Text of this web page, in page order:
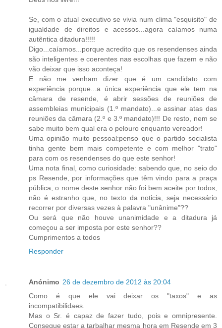
Se, com o atual executivo se vivia num clima "esquisito" de
igualdade de direitos e acessos...agora caíamos numa
autêntica ditadura!!!!!
Digo...caíamos...porque acredito que os resendenses ainda
são inteligentes e coerentes nas escolhas que fazem e não
vão deixar que isso aconteça!
E não me venham dizer que é um candidato com
experiência porque...a única experiência que ele tem na
câmara de resende, é abrir sessões de reuniões de
assembleias municipais (1.º mandato)...e assinar atas das
reuniões da câmara (2.º e 3.º mandato)!!! De resto, nem se
sabe muito bem qual era o pelouro enquanto vereador!
Uma opinião muito pessoal:penso que o partido socialista
tinha gente bem mais competente e com melhor "trato"
para com os resendenses do que este senhor!
Uma nota final, como curiosidade: sabendo que, no seio do
ps Resende, por informações que têm vindo para a praça
pública, o nome deste senhor não foi bem aceite por todos,
não é estranho que, no texto da noticia, seja necessário
recorrer por diversas vezes à palavra "unânime"??
Ou será que não houve unanimidade e a ditadura já
começou a ser imposta por este senhor??
Cumprimentos a todos
Responder
Anónimo 26 de dezembro de 2012 às 20:04
Como é que ele vai deixar os "taxos" e as
incompatibilidaes.
Mas o Sr. é capaz de fazer tudo, pois e omnipresente.
Consegue estar a tarbalhar mesma hora em Resende em 3